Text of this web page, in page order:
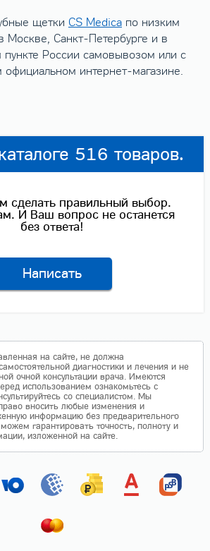
щетки CS Medicaпо низким
Москве, Санкт-Петербурге и в
России самовывозом или с
интернет-магазине.
516 товаров.
правильный выбор.
И Ваш вопрос не останется
без ответа!
Написать
на сайте, не должна
диагностики и лечения и не
очной консультации врача. Имеются
использованием ознакомьтесь с
со специалистом. Мы
вносить любые изменения и
информацию без предварительного
гарантировать точность, полноту и
изложенной на сайте.